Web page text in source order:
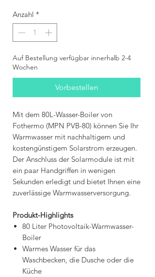
Anzahl *
Auf Bestellung verfügbar innerhalb 2-4
Wochen
Vorbestellen
Mit dem 80L-Wasser-Boiler von
Fothermo (MPN PVB-80) können Sie Ihr
Warmwasser mit nachhaltigem und
kostengünstigem Solarstrom erzeugen.
Der Anschluss der Solarmodule ist mit
ein paar Handgriffen in wenigen
Sekunden erledigt und bietet Ihnen eine
zuverlässige Warmwasserversorgung.
Produkt-Highlights
80 Liter Photovoltaik-Warmwasser-
Boiler
Warmes Wasser für das
Waschbecken, die Dusche oder die
Küche